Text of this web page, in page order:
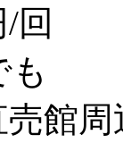
回
館周